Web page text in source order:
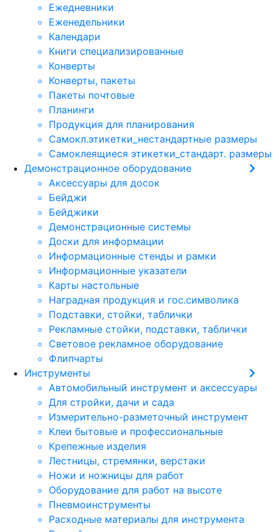
Ежедневники
Еженедельники
Календари
Книги специализированные
Конверты
Конверты, пакеты
Пакеты почтовые
Планинги
Продукция для планирования
Самокл.этикетки_нестандартные размеры
Самоклеящиеся этикетки_стандарт. размеры
Демонстрационное оборудование
Аксессуары для досок
Бейджи
Бейджики
Демонстрационные системы
Доски для информации
Информационные стенды и рамки
Информационные указатели
Карты настольные
Наградная продукция и гос.символика
Подставки, стойки, таблички
Рекламные стойки, подставки, таблички
Световое рекламное оборудование
Флипчарты
Инструменты
Автомобильный инструмент и аксессуары
Для стройки, дачи и сада
Измерительно-разметочный инструмент
Клеи бытовые и профессиональные
Крепежные изделия
Лестницы, стремянки, верстаки
Ножи и ножницы для работ
Оборудование для работ на высоте
Пневмоинструменты
Расходные материалы для инструмента